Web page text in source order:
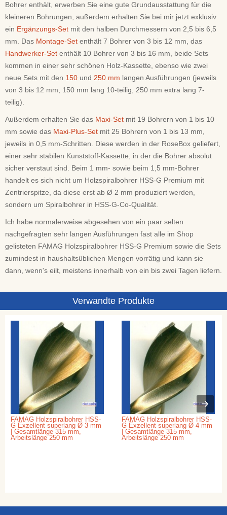
Bohrer enthält, erwerben Sie eine gute Grundausstattung für die
kleineren Bohrungen, außerdem erhalten Sie bei mir jetzt exklusiv
ein Ergänzungs-Set mit den halben Durchmessern von 2,5 bis 6,5
mm. Das Montage-Set enthält 7 Bohrer von 3 bis 12 mm, das
Handwerker-Set enthält 10 Bohrer von 3 bis 16 mm, beide Sets
kommen in einer sehr schönen Holz-Kassette, ebenso wie zwei
neue Sets mit den 150 und 250 mm langen Ausführungen (jeweils
von 3 bis 12 mm, 150 mm lang 10-teilig, 250 mm extra lang 7-
teilig).
Außerdem erhalten Sie das Maxi-Set mit 19 Bohrern von 1 bis 10
mm sowie das Maxi-Plus-Set mit 25 Bohrern von 1 bis 13 mm,
jeweils in 0,5 mm-Schritten. Diese werden in der RoseBox geliefert,
einer sehr stabilen Kunststoff-Kassette, in der die Bohrer absolut
sicher verstaut sind. Beim 1 mm- sowie beim 1,5 mm-Bohrer
handelt es sich nicht um Holzspiralbohrer HSS-G Premium mit
Zentrierspitze, da diese erst ab Ø 2 mm produziert werden,
sondern um Spiralbohrer in HSS-G-Co-Qualität.
Ich habe normalerweise abgesehen von ein paar selten
nachgefragten sehr langen Ausführungen fast alle im Shop
gelisteten FAMAG Holzspiralbohrer HSS-G Premium sowie die Sets
zumindest in haushaltsüblichen Mengen vorrätig und kann sie
dann, wenn's eilt, meistens innerhalb von ein bis zwei Tagen liefern.
Verwandte Produkte
FAMAG Holzspiralbohrer HSS-
G Exzellent superlang Ø 3 mm
| Gesamtlänge 315 mm,
Arbeitslänge 250 mm
FAMAG Holzspiralbohrer HSS-
G Exzellent superlang Ø 4 mm
| Gesamtlänge 315 mm,
Arbeitslänge 250 mm